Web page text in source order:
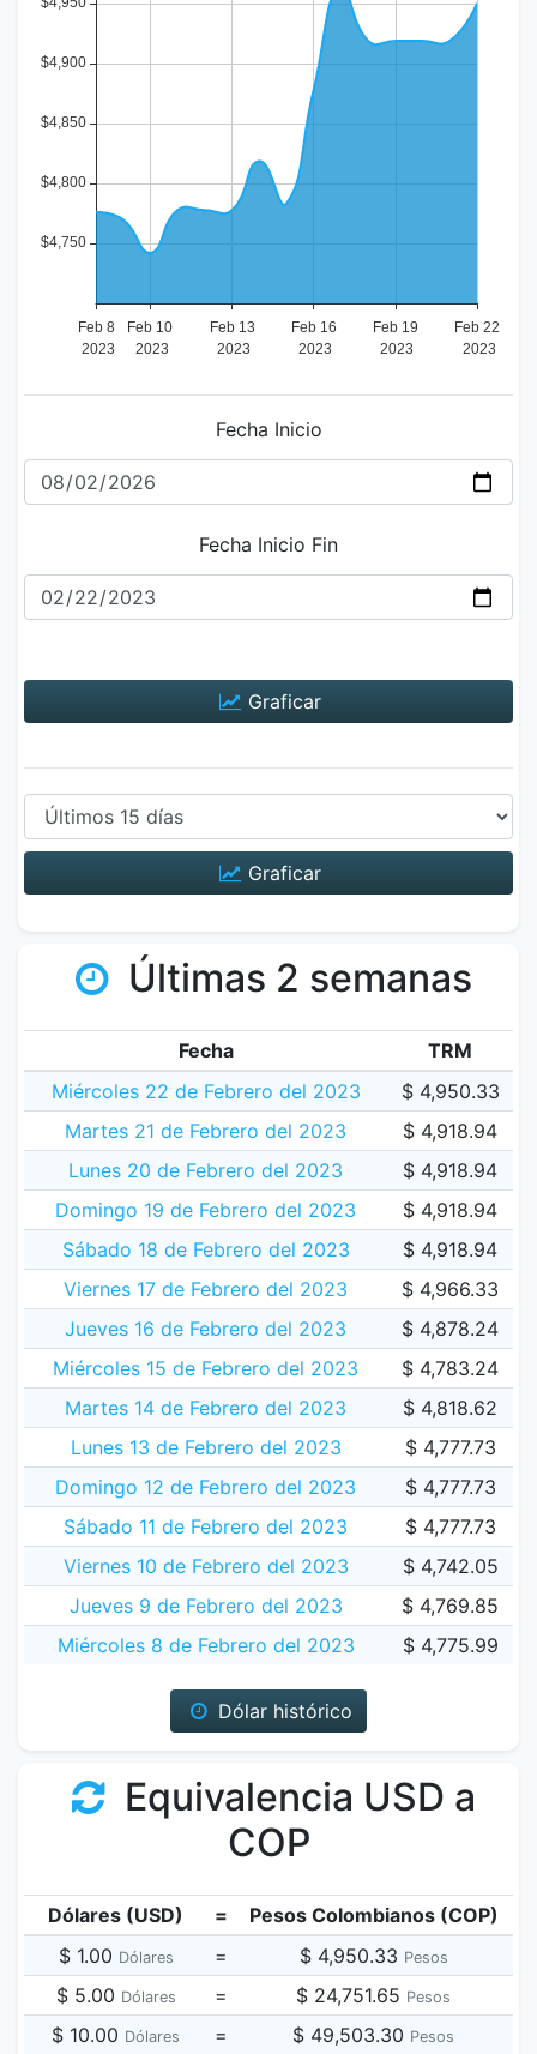
Fecha Inicio
Fecha Inicio Fin
Graficar
Graficar
Últimas 2 semanas
Fecha
TRM
Miércoles 22 de Febrero del 2023
$ 4,950.33
Martes 21 de Febrero del 2023
$ 4,918.94
Lunes 20 de Febrero del 2023
$ 4,918.94
Domingo 19 de Febrero del 2023
$ 4,918.94
Sábado 18 de Febrero del 2023
$ 4,918.94
Viernes 17 de Febrero del 2023
$ 4,966.33
Jueves 16 de Febrero del 2023
$ 4,878.24
Miércoles 15 de Febrero del 2023
$ 4,783.24
Martes 14 de Febrero del 2023
$ 4,818.62
Lunes 13 de Febrero del 2023
$ 4,777.73
Domingo 12 de Febrero del 2023
$ 4,777.73
Sábado 11 de Febrero del 2023
$ 4,777.73
Viernes 10 de Febrero del 2023
$ 4,742.05
Jueves 9 de Febrero del 2023
$ 4,769.85
Miércoles 8 de Febrero del 2023
$ 4,775.99
Dólar histórico
Equivalencia USD a
COP
Dólares (USD) =
Pesos Colombianos (COP)
$ 1.00 Dólares = $ 4,950.33 Pesos
$ 5.00 Dólares = $ 24,751.65 Pesos
$ 10.00 Dólares = $ 49,503.30 Pesos